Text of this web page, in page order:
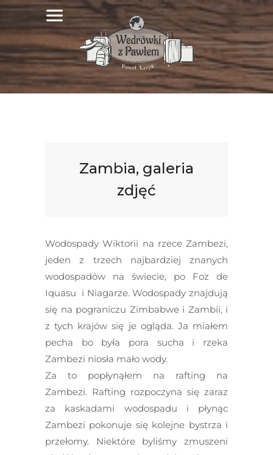
Zambia, galeria
zdjęć
Wodospady Wiktorii na rzece Zambezi,
jeden z trzech najbardziej znanych
wodospadów na świecie, po Foz de
Iquasu i Niagarze. Wodospady znajdują
się na pograniczu Zimbabwe i Zambii, i
z tych krajów się je ogląda. Ja miałem
pecha bo była pora sucha i rzeka
Zambezi niosła mało wody.
Za to popłynąłem na rafting na
Zambezi. Rafting rozpoczyna się zaraz
za kaskadami wodospadu i płynąc
Zambezi pokonuje się kolejne bystrza i
przełomy. Niektóre byliśmy zmuszeni